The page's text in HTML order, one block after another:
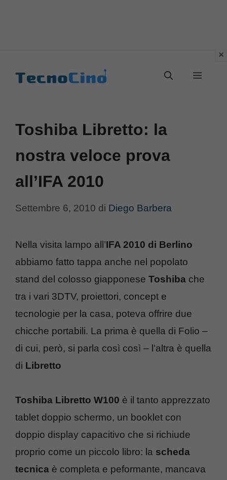
Menu
Toshiba Libretto: la
nostra veloce prova
all’IFA 2010
Settembre 6, 2010 di Diego Barbera
Nella visita lampo all’IFA 2010 di Berlino
abbiamo fatto tappa anche nel popolato
stand del colosso giapponese Toshiba che
tra i vari 3DTV, proiettori, concept e
tecnologie per la casa, poteva offrire due
chicche portabili. La prima è quella di Folio –
di cui, però, si parla così così – l’altra è quella
di Libretto
Toshiba Libretto W100 è il tanto apprezzato
tablet doppio schermo, un booklet con
doppio display capacitivo che si richiude
proprio come un piccolo libro: la scheda
tecnica è completa e peformante, mancava